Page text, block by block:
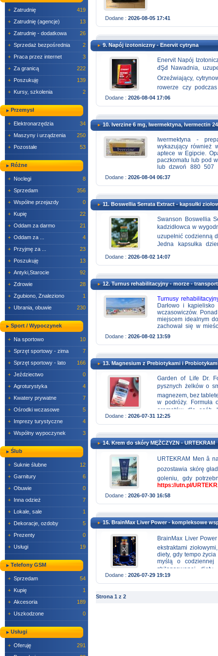
+ Zatrudnię
419
+ Zatrudnię (agencje)
13
+ Zatrudnię - dodatkowa
26
+ Sprzedaż bezpośrednia
2
+ Praca przez internet
3
+ Za granicą
222
+ Poszukuję
139
+ Kursy, szkolenia 2
Przemysł
+ Elektronarzędzia
34
+ Maszyny i urządzenia
250
+ Pozostałe 53
Różne
+ Noclegi
8
+ Sprzedam
356
+ Wspólne przejazdy
0
+ Kupię
22
+ Oddam za darmo
21
+ Oddam za ...
4
+ Przyjmę za ...
23
+ Poszukuję
13
+ Antyki,Starocie
92
+ Zdrowie
28
+ Zgubiono, Znaleziono
1
+ Ubrania, obuwie 230
Sport / Wypoczynek
+ Na sportowo
10
+ Sprzęt sportowy - zima
7
+ Sprzęt sportowy - lato
166
+ Jeździectwo
0
+ Agroturystyka
4
+ Kwatery prywatne
7
+ Ośrodki wczasowe
5
+ Imprezy turystyczne
4
+ Wspólny wypoczynek 3
Ślub
+ Suknie ślubne
12
+ Garnitury
6
+ Obuwie
0
+ Inna odzież
7
+ Lokale, sale
1
+ Dekoracje, ozdoby
5
+ Prezenty
0
+ Usługi 19
Telefony GSM
+ Sprzedam
54
+ Kupię
1
+ Akcesoria
189
+ Uszkodzone 0
Usługi
+ Oferuję
291
Dodane : 2026-08-05 17:41
9. Napój izotoniczny - Enervit cytryna
Enervit Napój
đŞđ Nawadnia,
Orzeźwiający,
rowerze czy
trenować dłużej i
wskoczyć na wyższy
https://www.fitness-
Dodane : 2026-08-04 17:06
10. Iverzine 6 mg, Iwermektyna, Ivermectin
Iwermektyna -
wykazujący również
aptece w Egipcie.
paczkomatu lub pod
lub dzwoń 880 507
ważności: 06/2028
Dodane : 2026-08-04 06:37
11. Boswellia Serrata Extract - kapsułki
Swanson Boswellia
kadzidłowca w
uzupełnić codzienną
Jedna kapsułka
praktyczne wsparcie
na treningu i na co
zróżnicowanej
serrata-extract-
Dodane : 2026-08-02 14:07
12. Turnus rehabilitacyjny - morze -
Turnusy
Darłowo i
wczasowiczów.
miejscem idealnym
zachował się w
Darłowo to nie tylko
wypoczynkowy
własną łazienkę
wyposażeniu
Internetu. Do
w duży telewizor,
dziecka z opiekunem;
nocą w jedną
łazienkami, duży
posiłki
autokar
Dodane : 2026-08-02 13:59
13. Magnesium z Prebiotykami i
Garden of Life Dr.
pysznych żelków o
magnezem, bez
w podróży. Formuła
aromatów, dla osób,
Prebiotykami-i-
Dodane : 2026-07-31 12:25
14. Krem do skóry MĘŻCZYZN - URTEKRAM
URTEKRAM Men â
pozostawia skórę
goleniu, gdy
https://utn.pl/
Dodane : 2026-07-30 16:58
15. BrainMax Liver Power - kompleksowe
BrainMax Liver Power
ekstraktami
diety, gdy tempo
myślą o codziennej
zbilansowanej
kompleksowe-
Dodane : 2026-07-29 19:19
Strona 1 z 2